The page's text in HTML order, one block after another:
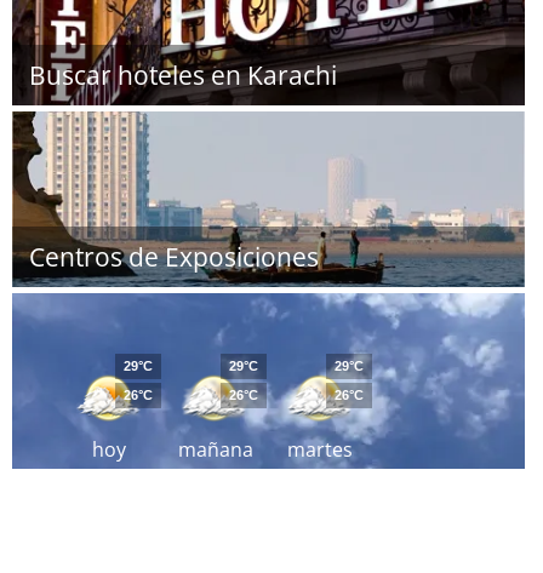
Buscar hoteles en Karachi
Centros de Exposiciones
hoy
29°C
26°C
mañana
29°C
26°C
martes
29°C
26°C